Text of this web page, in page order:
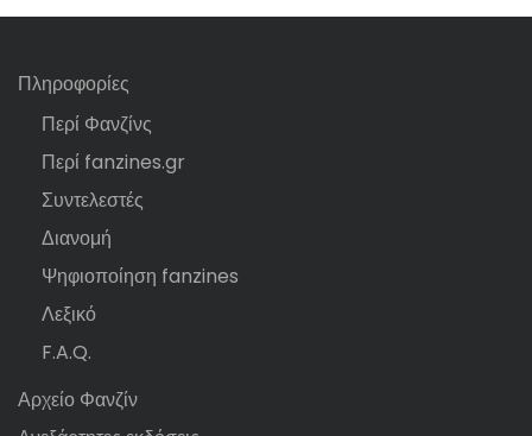
Πληροφορίες
Περί Φανζίνς
Περί fanzines.gr
Συντελεστές
Διανομή
Ψηφιοποίηση fanzines
Λεξικό
F.A.Q.
Αρχείο Φανζίν